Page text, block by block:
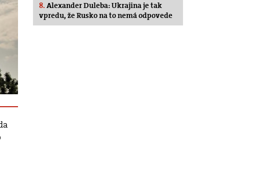
8. Alexander Duleba: Ukrajina je tak
vpredu, že Rusko na to nemá odpovede